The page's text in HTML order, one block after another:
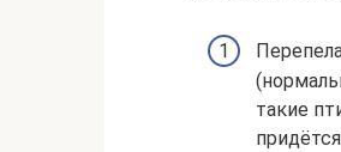
такие